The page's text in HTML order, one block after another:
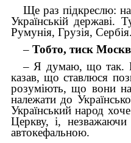
Ще раз підкреслю:
Українській
Румунія, Грузія,
– Тобто, тиск
– Я думаю, що так.
казав, що ставлюся
розуміють, що вони
належати до
Український народ
Церкву, і,
автокефальною.